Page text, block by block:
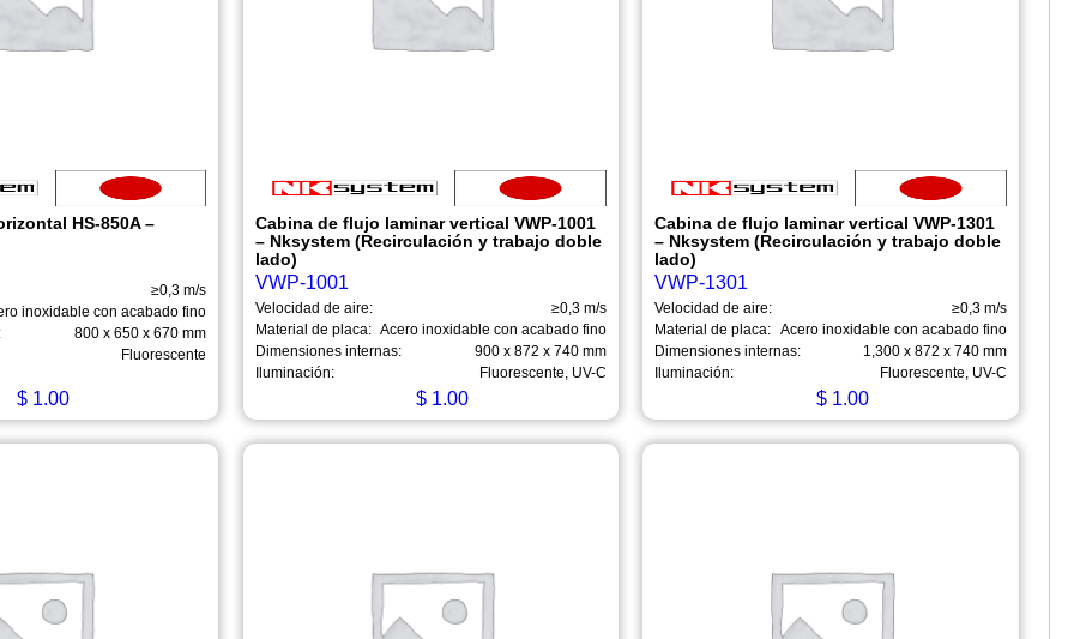
HS-850A –
≥0,3 m/s
inoxidable con acabado fino
800 x 650 x 670 mm
Fluorescente
$1.00
Cabina de flujo laminar vertical VWP-1001
– Nksystem (Recirculación y trabajo doble
lado)
VWP-1001
Velocidad de aire:
≥0,3 m/s
Material de placa: Acero inoxidable con acabado fino
Dimensiones internas:
900 x 872 x 740 mm
Iluminación:
Fluorescente, UV-C
$ 1.00
Cabina de flujo laminar vertical VWP-1301
– Nksystem (Recirculación y trabajo doble
lado)
VWP-1301
Velocidad de aire:
≥0,3 m/s
Material de placa: Acero inoxidable con acabado fino
Dimensiones internas:
1,300 x 872 x 740 mm
Iluminación:
Fluorescente, UV-C
$ 1.00